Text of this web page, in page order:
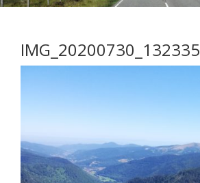
IMG_20200730_132335